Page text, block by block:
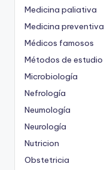
Medicina paliativa
Medicina preventiva
Médicos famosos
Métodos de estudio
Microbiología
Nefrología
Neumología
Neurología
Nutricion
Obstetricia